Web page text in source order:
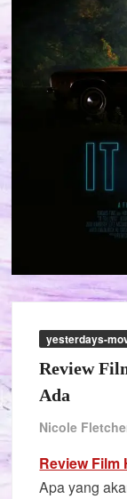
yesterdays-
Review
Ada
Nicole
Review Film
Apa yang